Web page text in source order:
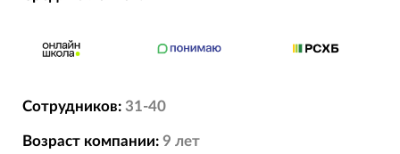
Сотрудников: 31-40
Возраст компании: 9 лет